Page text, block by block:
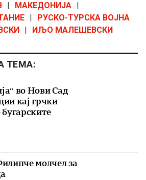
МАКЕДОНИЈА
РУСКО-ТУРСКА ВОЈНА
ИЉО МАЛЕШЕВСКИ
ТЕМА:
во Нови Сад
кај грчки
молчел за